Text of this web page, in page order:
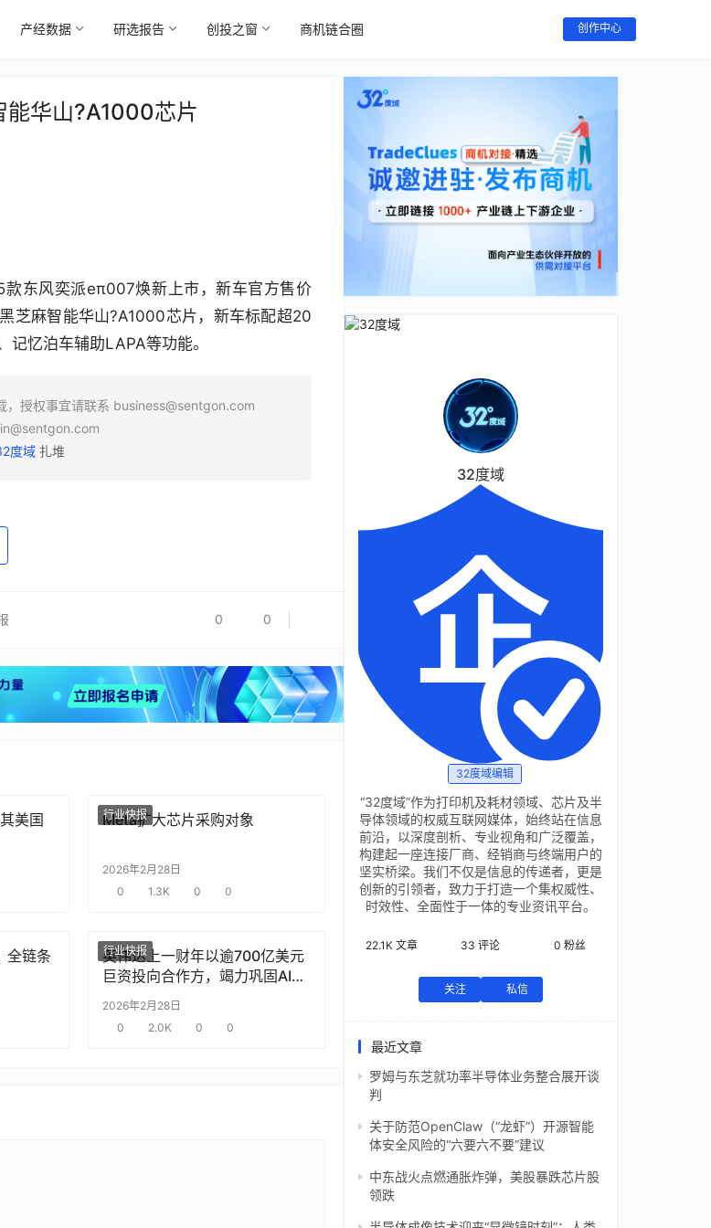
产经数据 研选报告 创投之窗 商机链合圈 创作中心
华山?A1000芯片
东风奕派eπ007焕新上市，新车官方售价
芝麻智能华山?A1000芯片，新车标配超20
忆泊车辅助LAPA等功能。
，授权事宜请联系 business@sentgon.com
度域扎堆
0 0
美国
行业快报
Meta扩大芯片采购对象
2026年2月28日
0
1.3K 0 0
全链条
行业快报
英伟达上一财年以逾700亿美元
巨资投向合作方，竭力巩固AI芯
片需求
2026年2月28日
0
2.0K 0 0
32度域
32度域编辑
“32度域”作为打印机及耗材领域、芯片及半
导体领域的权威互联网媒体，始终站在信息
前沿，以深度剖析、专业视角和广泛覆盖，
构建起一座连接厂商、经销商与终端用户的
坚实桥梁。我们不仅是信息的传递者，更是
创新的引领者，致力于打造一个集权威性、
时效性、全面性于一体的专业资讯平台。
22.1K 文章 33 评论 0 粉丝
关注 私信
最近文章
罗姆与东芝就功率半导体业务整合展开谈
判
关于防范OpenClaw（“龙虾”）开源智能
体安全风险的“六要六不要”建议
中东战火点燃通胀炸弹，美股暴跌芯片股
领跌